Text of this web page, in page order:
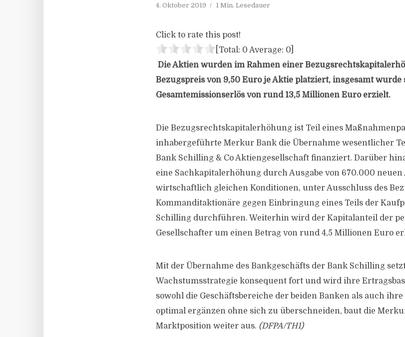
4. Oktober 2019 1 Min. Lesedauer
Click to rate this post!
[Total: 0 Average: 0
Die Aktien wurden im Rahmen einer
Bezugspreis von 9,50 Euro je Aktie platziert, insgesamt wurde
Gesamtemissionserlös von rund 13,5 Millionen Euro erzielt.
Die Bezugsrechtskapitalerhöhung ist Teil eines
inhabergeführte Merkur Bank die Übernahme wesentlicher
Bank Schilling & Co Aktiengesellschaft finanziert. Darüber
eine Sachkapitalerhöhung durch Ausgabe von 670.000
wirtschaftlich gleichen Konditionen, unter Ausschluss des
Kommanditaktionäre gegen Einbringung eines Teils der
Schilling durchführen. Weiterhin wird der Kapitalanteil der
Gesellschafter um einen Betrag von rund 4,5 Millionen Euro
Mit der Übernahme des Bankgeschäfts der Bank Schilling
Wachstumsstrategie konsequent fort und wird ihre
sowohl die Geschäftsbereiche der beiden Banken als auch
optimal ergänzen ohne sich zu überschneiden, baut die
Marktposition weiter aus. (DFPA/TH1)